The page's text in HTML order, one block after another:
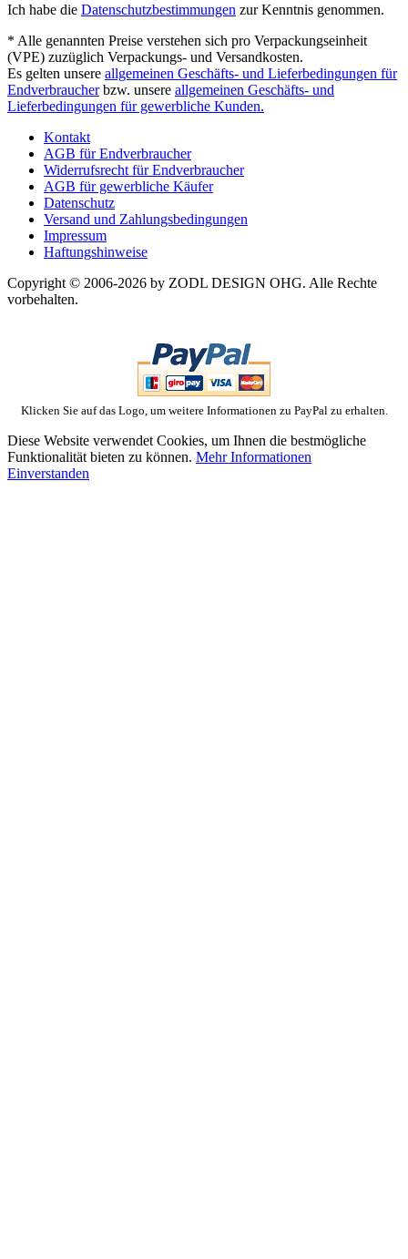
Ich habe die Datenschutzbestimmungen zur Kenntnis genommen.
* Alle genannten Preise verstehen sich pro Verpackungseinheit
(VPE) zuzüglich Verpackungs- und Versandkosten.
Es gelten unsere allgemeinen Geschäfts- und Lieferbedingungen für
Endverbraucherbzw. unsere allgemeinen Geschäfts- und
Lieferbedingungen für gewerbliche Kunden.
Kontakt
AGB für Endverbraucher
Widerrufsrecht für Endverbraucher
AGB für gewerbliche Käufer
Datenschutz
Versand und Zahlungsbedingungen
Impressum
Haftungshinweise
Copyright © 2006-2026 by ZODL DESIGN OHG. Alle Rechte
vorbehalten.
Klicken Sie auf das Logo, um weitere Informationen zu PayPal zu erhalten.
Diese Website verwendet Cookies, um Ihnen die bestmögliche
Funktionalität bieten zu können. Mehr Informationen
Einverstanden